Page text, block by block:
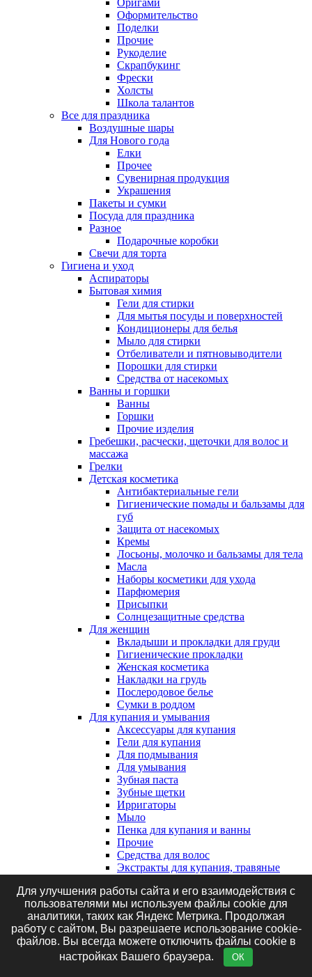
Оригами
Оформительство
Поделки
Прочие
Рукоделие
Скрапбукинг
Фрески
Холсты
Школа талантов
Все для праздника
Воздушные шары
Для Нового года
Елки
Прочее
Сувенирная продукция
Украшения
Пакеты и сумки
Посуда для праздника
Разное
Подарочные коробки
Свечи для торта
Гигиена и уход
Аспираторы
Бытовая химия
Гели для стирки
Для мытья посуды и поверхностей
Кондиционеры для белья
Мыло для стирки
Отбеливатели и пятновыводители
Порошки для стирки
Средства от насекомых
Ванны и горшки
Ванны
Горшки
Прочие изделия
Гребешки, расчески, щеточки для волос и
массажа
Грелки
Детская косметика
Антибактериальные гели
Гигиенические помады и бальзамы для
губ
Защита от насекомых
Кремы
Лосьоны, молочко и бальзамы для тела
Масла
Наборы косметики для ухода
Парфюмерия
Присыпки
Солнцезащитные средства
Для женщин
Вкладыши и прокладки для груди
Гигиенические прокладки
Женская косметика
Накладки на грудь
Послеродовое белье
Сумки в роддом
Для купания и умывания
Аксессуары для купания
Гели для купания
Для подмывания
Для умывания
Зубная паста
Зубные щетки
Ирригаторы
Мыло
Пенка для купания и ванны
Прочие
Средства для волос
Экстракты для купания, травяные
Клеенки, наматрасники и впитывающие
пеленки
Впитывающие пеленки
Клеенки
Наматрасники
Маникюрные принадлежности
Для улучшения работы сайта и его взаимодействия с
пользователями мы используем файлы cookie для
аналитики, таких как Яндекс Метрика. Продолжая
работу с сайтом, Вы разрешаете использование cookie-
файлов. Вы всегда можете отключить файлы cookie в
настройках Вашего браузера.
ОК